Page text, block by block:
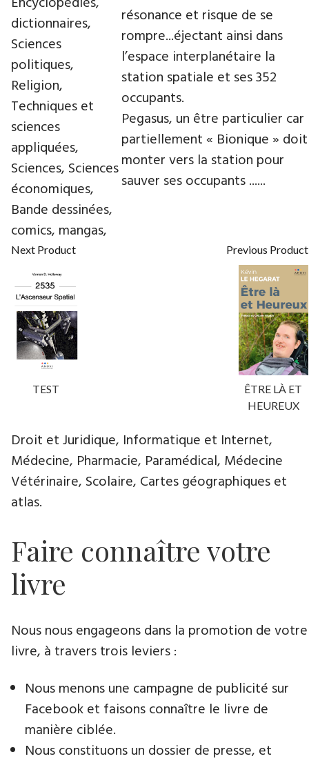
résonance et risque de se
rompre...éjectant ainsi dans
l’espace interplanétaire la
station spatiale et ses 352
occupants.
Pegasus, un être particulier car
partiellement « Bionique » doit
monter vers la station pour
sauver ses occupants ......
Next Product
TEST
Previous Product
ÊTRE LÀ ET
HEUREUX
dictionnaires,
Sciences
politiques,
Religion,
Techniques et
sciences
appliquées,
Sciences, Sciences
économiques,
Bande dessinées,
comics, mangas,
Droit et Juridique, Informatique et Internet,
Médecine, Pharmacie, Paramédical, Médecine
Vétérinaire, Scolaire, Cartes géographiques et
atlas.
Faire connaître votre
livre
Nous nous engageons dans la promotion de votre
livre​, à travers trois leviers :
Nous menons une campagne de publicité sur
Facebook et faisons connaître le livre de
manière ciblée.
Nous constituons un dossier de presse, et